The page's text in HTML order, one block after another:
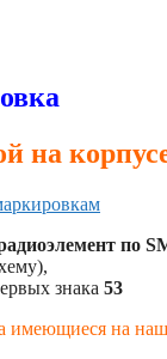
на
по
знака 53
имеющиеся на